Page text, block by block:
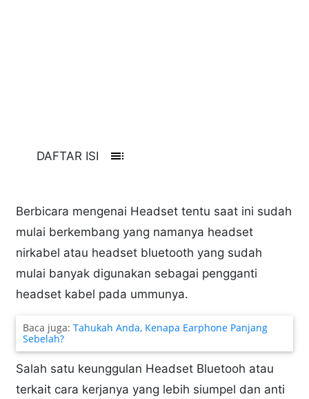
DAFTAR ISI toc
Berbicara mengenai Headset tentu saat ini sudah
mulai berkembang yang namanya headset
nirkabel atau headset bluetooth yang sudah
mulai banyak digunakan sebagai pengganti
headset kabel pada ummunya.
Baca juga:Tahukah Anda, Kenapa Earphone Panjang
Sebelah?
Salah satu keunggulan Headset Bluetooh atau
terkait cara kerjanya yang lebih siumpel dan anti